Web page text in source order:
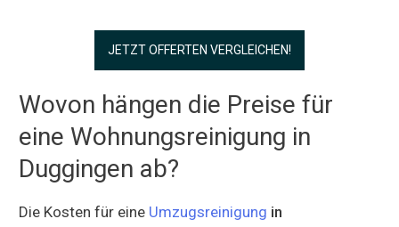
JETZT OFFERTEN VERGLEICHEN!
Wovon hängen die Preise für
eine Wohnungsreinigung in
Duggingen ab?
Die Kosten für eine Umzugsreinigung in